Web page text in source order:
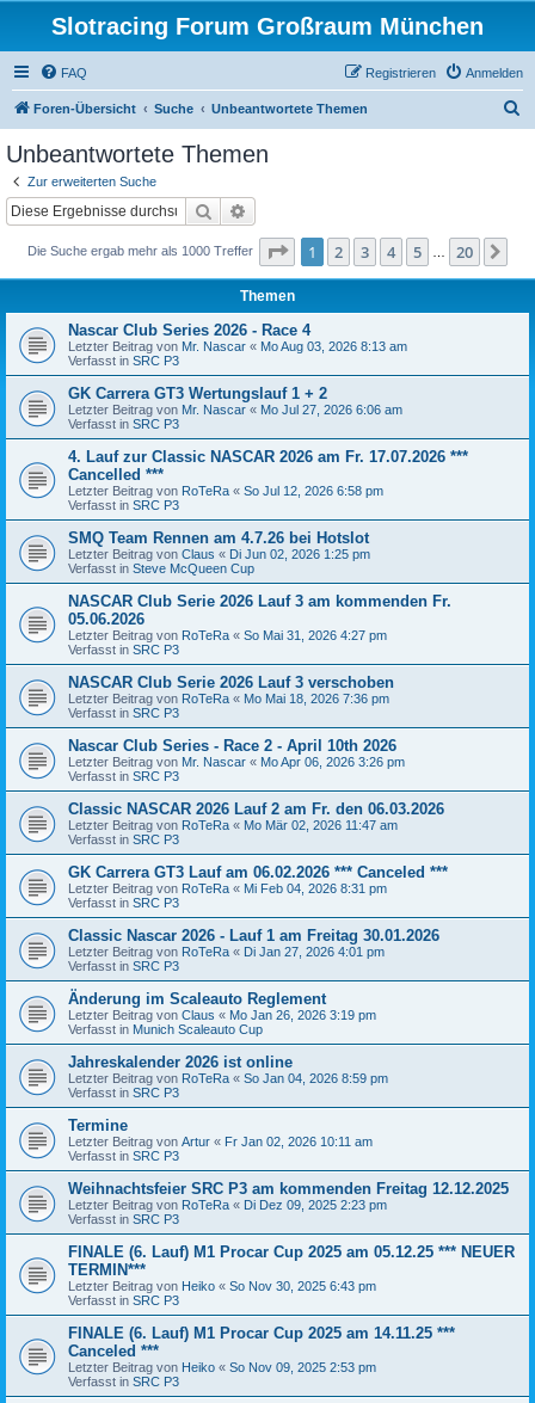
Slotracing Forum Großraum München
FAQ Anmelden
Registrieren
Foren-Übersicht Suche Unbeantwortete Themen
Unbeantwortete Themen
Zur erweiterten Suche
Suche
Die Suche ergab mehr als 1000 Treffer Seite 1von 20
1 2 3 4 5 20
Themen
Nascar Club Series 2026 - Race 4
Letzter Beitrag von Mr. Nascar « Mo Aug 03, 2026 8:13 am
Verfasst in SRC P3
GK Carrera GT3 Wertungslauf 1 + 2
Letzter Beitrag von Mr. Nascar « Mo Jul 27, 2026 6:06 am
Verfasst in SRC P3
4. Lauf zur Classic NASCAR 2026 am Fr. 17.07.2026 ***
Cancelled ***
Letzter Beitrag von RoTeRa « So Jul 12, 2026 6:58 pm
Verfasst in SRC P3
SMQ Team Rennen am 4.7.26 bei Hotslot
Letzter Beitrag von Claus « Di Jun 02, 2026 1:25 pm
Verfasst in Steve McQueen Cup
NASCAR Club Serie 2026 Lauf 3 am kommenden Fr.
05.06.2026
Letzter Beitrag von RoTeRa « So Mai 31, 2026 4:27 pm
Verfasst in SRC P3
NASCAR Club Serie 2026 Lauf 3 verschoben
Letzter Beitrag von RoTeRa « Mo Mai 18, 2026 7:36 pm
Verfasst in SRC P3
Nascar Club Series - Race 2 - April 10th 2026
Letzter Beitrag von Mr. Nascar « Mo Apr 06, 2026 3:26 pm
Verfasst in SRC P3
Classic NASCAR 2026 Lauf 2 am Fr. den 06.03.2026
Letzter Beitrag von RoTeRa « Mo Mär 02, 2026 11:47 am
Verfasst in SRC P3
GK Carrera GT3 Lauf am 06.02.2026 *** Canceled ***
Letzter Beitrag von RoTeRa « Mi Feb 04, 2026 8:31 pm
Verfasst in SRC P3
Classic Nascar 2026 - Lauf 1 am Freitag 30.01.2026
Letzter Beitrag von RoTeRa « Di Jan 27, 2026 4:01 pm
Verfasst in SRC P3
Änderung im Scaleauto Reglement
Letzter Beitrag von Claus « Mo Jan 26, 2026 3:19 pm
Verfasst in Munich Scaleauto Cup
Jahreskalender 2026 ist online
Letzter Beitrag von RoTeRa « So Jan 04, 2026 8:59 pm
Verfasst in SRC P3
Termine
Letzter Beitrag von Artur « Fr Jan 02, 2026 10:11 am
Verfasst in SRC P3
Weihnachtsfeier SRC P3 am kommenden Freitag 12.12.2025
Letzter Beitrag von RoTeRa « Di Dez 09, 2025 2:23 pm
Verfasst in SRC P3
FINALE (6. Lauf) M1 Procar Cup 2025 am 05.12.25 *** NEUER
TERMIN***
Letzter Beitrag von Heiko « So Nov 30, 2025 6:43 pm
Verfasst in SRC P3
FINALE (6. Lauf) M1 Procar Cup 2025 am 14.11.25 ***
Canceled ***
Letzter Beitrag von Heiko « So Nov 09, 2025 2:53 pm
Verfasst in SRC P3